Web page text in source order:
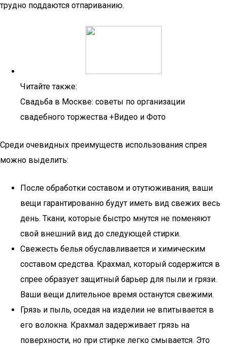
трудно поддаются отпариванию.
Читайте также:
Свадьба в Москве: советы по организации
свадебного торжества +Видео и Фото
Среди очевидных преимуществ использования спрея
можно выделить:
После обработки составом и отутюживания, ваши
вещи гарантированно будут иметь вид свежих весь
день. Ткани, которые быстро мнутся не поменяют
свой внешний вид до следующей стирки.
Свежесть белья обуславливается и химическим
составом средства. Крахмал, который содержится в
спрее образует защитный барьер для пыли и грязи.
Ваши вещи длительное время останутся свежими.
Грязь и пыль, оседая на изделии не впитывается в
его волокна. Крахмал задерживает грязь на
поверхности, но при стирке легко смывается. Это